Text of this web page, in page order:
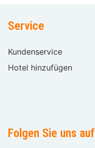
Service
Kundenservice
Hotel hinzufügen
Folgen Sie uns auf